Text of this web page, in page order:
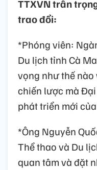
TTXVN trân
trao đổi:
*Phóng viên:
Du lịch tỉnh Cà
vọng như thế
chiến lược mà
phát triển mới
*Ông Nguyễn
Thể thao và Du
quan tâm và đặt